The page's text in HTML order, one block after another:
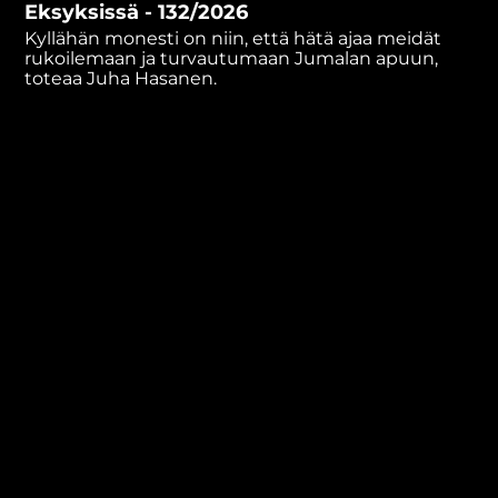
minutes,
39
seconds
Eksyksissä - 132/2026
Kyllähän monesti on niin, että hätä ajaa meidät
rukoilemaan ja turvautumaan Jumalan apuun,
toteaa Juha Hasanen.